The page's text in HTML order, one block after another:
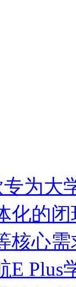
为大
化的
核心
E Plus